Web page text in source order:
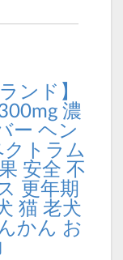
ンド】
濃
ー ヘン
トラム
安全 不
更年期
猫 老犬
かん お